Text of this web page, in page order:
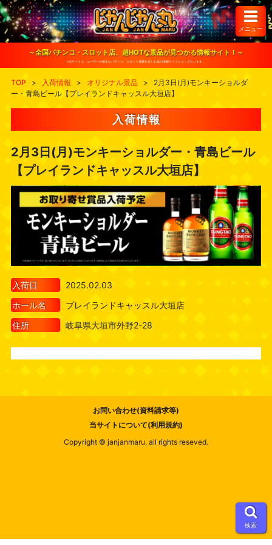
S
k
i
o
メニュー
～全国パチンコ・スロット店、超HOTな景品が見つかる情報サイト！～
※当サイトは、ユーザーが健全なパチンコ・スロット遊戯を楽しむ為の情報サイトとなっております。
TOP > 入荷情報 > オリジナル景品 >
2月3日(月)モンキーショルダ
ー・青島ビール【プレイランドキャッスル大垣店】
入荷情報
2月3日(月)モンキーショルダー・青島ビール
【プレイランドキャッスル大垣店】
入荷日
2025.02.03
ホール名
プレイランドキャッスル大垣店
住所
岐阜県大垣市外野2-28
お問い合わせ(資料請求等)
当サイトについて(利用規約)
Copyright © janjanmaru. all rights reseved.
検索